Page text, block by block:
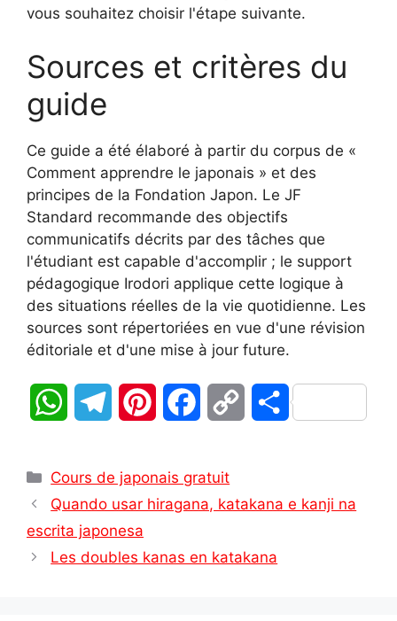
vous souhaitez choisir l'étape suivante.
Sources et critères du
guide
Ce guide a été élaboré à partir du corpus de «
Comment apprendre le japonais » et des
principes de la Fondation Japon. Le JF
Standard recommande des objectifs
communicatifs décrits par des tâches que
l'étudiant est capable d'accomplir ; le support
pédagogique Irodori applique cette logique à
des situations réelles de la vie quotidienne. Les
sources sont répertoriées en vue d'une révision
éditoriale et d'une mise à jour future.
W
a
t
s
l
e
g
n
t
e
c
e
b
y
L
P
t
Catégories
Cours de japonais gratuit
Quando usar hiragana, katakana e kanji na
escrita japonesa
Les doubles kanas en katakana